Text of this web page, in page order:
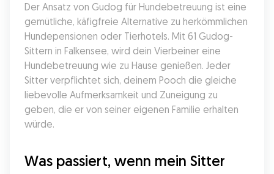
Der Ansatz von Gudog für Hundebetreuung ist eine
gemütliche, käfigfreie Alternative zu herkömmlichen
Hundepensionen oder Tierhotels. Mit 61 Gudog-
Sittern in Falkensee, wird dein Vierbeiner eine
Hundebetreuung wie zu Hause genießen. Jeder
Sitter verpflichtet sich, deinem Pooch die gleiche
liebevolle Aufmerksamkeit und Zuneigung zu
geben, die er von seiner eigenen Familie erhalten
würde.
Was passiert, wenn mein Sitter